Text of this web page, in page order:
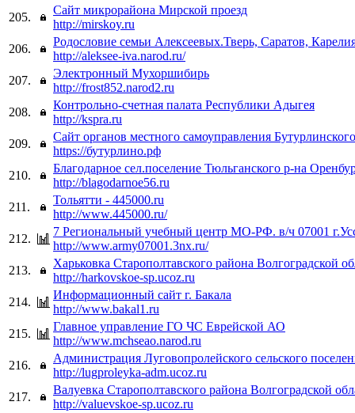
205.
Сайт микрорайона Мирской проезд
http://mirskoy.ru
206.
Родословие семьи Алексеевых.Тверь, Саратов,
http://aleksee-iva.narod.ru/
207.
Электронный Мухоршибирь
http://frost852.narod2.ru
208.
Контрольно-счетная палата Республики Адыгея
http://kspra.ru
209.
Сайт органов местного самоуправления
https://бутурлино.рф
210.
Благодарное сел.поселение Тюльганского р-на
http://blagodarnoe56.ru
211.
Тольятти - 445000.ru
http://www.445000.ru/
212.
7 Региональный учебный центр МО-РФ. в/ч 07001
http://www.army07001.3nx.ru/
213.
Харьковка Старополтавского района Волгоградской
http://harkovskoe-sp.ucoz.ru
214.
Информационный сайт г. Бакала
http://www.bakal1.ru
215.
Главное управление ГО ЧС Еврейской АО
http://www.mchseao.narod.ru
216.
Администрация Луговопролейского сельского
http://lugproleyka-adm.ucoz.ru
217.
Валуевка Старополтавского района Волгоградской
http://valuevskoe-sp.ucoz.ru